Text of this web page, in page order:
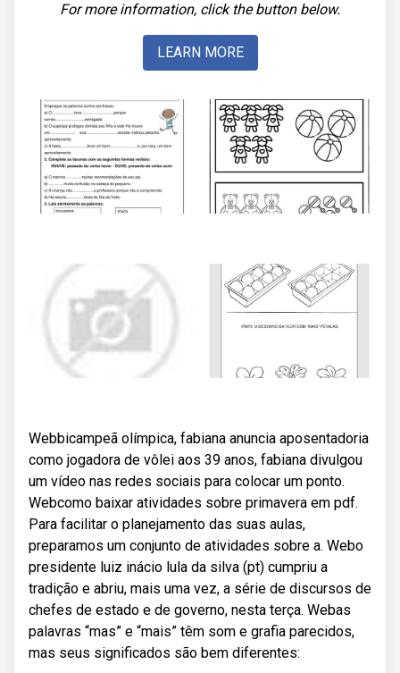
For more information, click the button below.
LEARN MORE
Webbicampeã olímpica, fabiana anuncia aposentadoria
como jogadora de vôlei aos 39 anos, fabiana divulgou
um vídeo nas redes sociais para colocar um ponto.
Webcomo baixar atividades sobre primavera em pdf.
Para facilitar o planejamento das suas aulas,
preparamos um conjunto de atividades sobre a. Webo
presidente luiz inácio lula da silva (pt) cumpriu a
tradição e abriu, mais uma vez, a série de discursos de
chefes de estado e de governo, nesta terça. Webas
palavras “mas” e “mais” têm som e grafia parecidos,
mas seus significados são bem diferentes: